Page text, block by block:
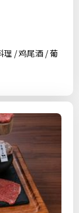
理 / 鸡尾酒 / 葡